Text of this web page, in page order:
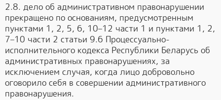
2.8. дело об административном правонарушении
прекращено по основаниям, предусмотренным
пунктами 1, 2, 5, 6, 10–12 части 1 и пунктами 1, 2,
7–10 части 2 статьи 9.6 Процессуально-
исполнительного кодекса Республики Беларусь об
административных правонарушениях, за
исключением случая, когда лицо добровольно
оговорило себя в совершении административного
правонарушения.